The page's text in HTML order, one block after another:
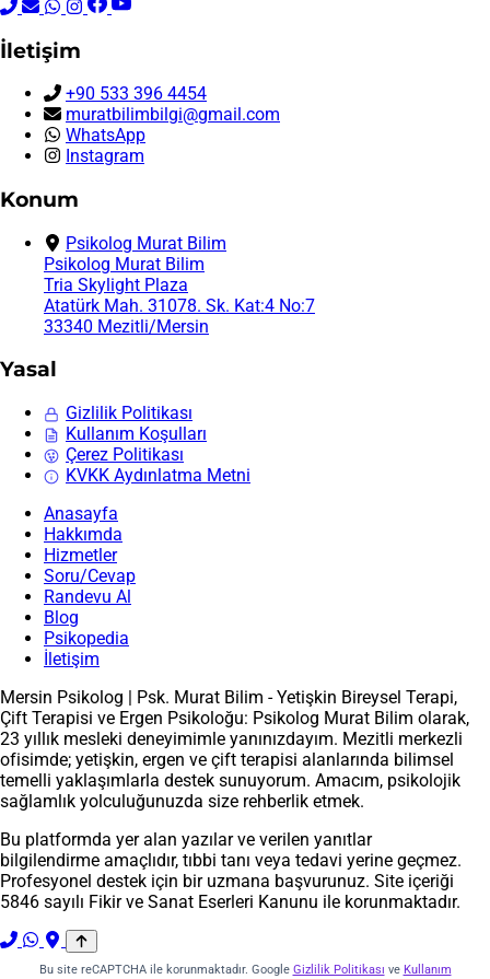
İletişim
+90 533 396 4454
muratbilimbilgi@gmail.com
WhatsApp
Instagram
Konum
Psikolog Murat Bilim
Psikolog Murat Bilim
Tria Skylight Plaza
Atatürk Mah. 31078. Sk. Kat:4 No:7
33340 Mezitli/Mersin
Yasal
Gizlilik Politikası
Kullanım Koşulları
Çerez Politikası
KVKK Aydınlatma Metni
Anasayfa
Hakkımda
Hizmetler
Soru/Cevap
Randevu Al
Blog
Psikopedia
İletişim
Mersin Psikolog | Psk. Murat Bilim - Yetişkin Bireysel Terapi,
Çift Terapisi ve Ergen Psikoloğu: Psikolog Murat Bilim olarak,
23 yıllık mesleki deneyimimle yanınızdayım. Mezitli merkezli
ofisimde; yetişkin, ergen ve çift terapisi alanlarında bilimsel
temelli yaklaşımlarla destek sunuyorum. Amacım, psikolojik
sağlamlık yolculuğunuzda size rehberlik etmek.
Bu platformda yer alan yazılar ve verilen yanıtlar
bilgilendirme amaçlıdır, tıbbi tanı veya tedavi yerine geçmez.
Profesyonel destek için bir uzmana başvurunuz. Site içeriği
5846 sayılı Fikir ve Sanat Eserleri Kanunu ile korunmaktadır.
Bu site reCAPTCHA ile korunmaktadır. Google Gizlilik Politikası ve Kullanım